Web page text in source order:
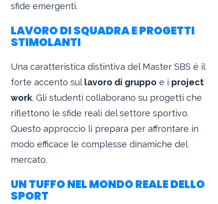
sfide emergenti.
LAVORO DI SQUADRA E PROGETTI
STIMOLANTI
Una caratteristica distintiva del Master SBS è il
forte accento sul lavoro di gruppo e i project
work. Gli studenti collaborano su progetti che
riflettono le sfide reali del settore sportivo.
Questo approccio li prepara per affrontare in
modo efficace le complesse dinamiche del
mercato.
UN TUFFO NEL MONDO REALE DELLO
SPORT